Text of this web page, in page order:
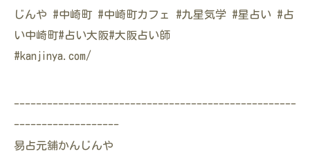
じんや #中崎町 #中崎町カフェ #九星気学 #星占い #占
い中崎町#占い大阪#大阪占い師
#kanjinya.com/
---------------------------------------------------
-------------------
易占元舖かんじんや